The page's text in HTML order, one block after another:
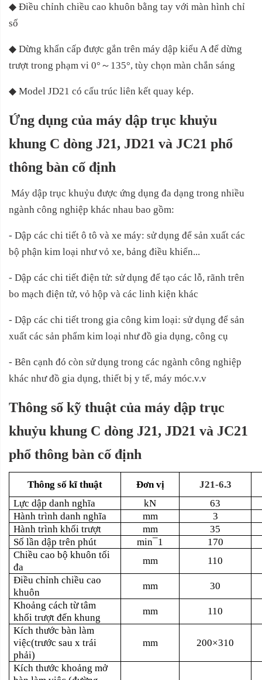
◆ Điều chỉnh chiều cao khuôn bằng tay với màn hình chỉ
số
◆ Dừng khẩn cấp được gắn trên máy dập kiểu A để dừng
trượt trong phạm vi 0° ～ 135°, tùy chọn màn chắn sáng
◆ Model JD21 có cấu trúc liên kết quay kép.
Ứng dụng của máy dập trục khuỷu
khung C dòng J21, JD21 và JC21 phổ
thông bàn cố định
Máy dập trục khuỷu được ứng dụng đa dạng trong nhiều
ngành công nghiệp khác nhau bao gồm:
- Dập các chi tiết ô tô và xe máy: sử dụng để sản xuất các
bộ phận kim loại như vỏ xe, bảng điều khiển...
- Dập các chi tiết điện tử: sử dụng để tạo các lỗ, rãnh trên
bo mạch điện tử, vỏ hộp và các linh kiện khác
- Dập các chi tiết trong gia công kim loại: sử dụng để sản
xuất các sản phẩm kim loại như đồ gia dụng, công cụ
- Bên cạnh đó còn sử dụng trong các ngành công nghiệp
khác như đồ gia dụng, thiết bị y tế, máy móc.v.v
Thông số kỹ thuật của máy dập trục
khuỷu khung C dòng J21, JD21 và JC21
phổ thông bàn cố định
Thông số kĩ thuật Đơn vị
J21-6.3
Lực dập danh nghĩa
kN
63
Hành trình danh nghĩa
mm
3
Hành trình khối trượt
mm
35
Số lần dập trên phút
min¯1
170
Chiều cao bộ khuôn tối
đa
mm
110
Điều chỉnh chiều cao
khuôn
mm
30
Khoảng cách từ tâm
khối trượt đến khung
mm
110
Kích thước bàn làm
việc(trước sau x trái
phải)
mm 200×310
Kích thước khoảng mở